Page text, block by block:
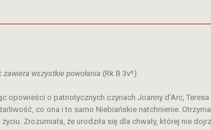
zawiera wszystkie powołania (Rk B 3vº).
opowieści o patriotycznych czynach Joanny d’Arc,
co ona i to samo Niebiańskie natchnienie.
Zrozumiała, że urodziła się dla chwały, której nie